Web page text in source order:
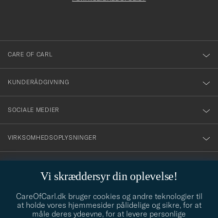
Vi skræddersyr din oplevelse!
CareOfCarl.dk bruger cookies og andre teknologier til
at holde vores hjemmesider pålidelige og sikre, for at
måle deres ydeevne, for at levere personlige
dig
till
vårt
nyhetsbrev!
CARE OF CARL
KUNDERÅDGIVNING
SOCIALE MEDIER
VIRKSOMHEDSOPLYSNINGER
info@careofcarl.dk
Behøver du hjælp til at finde din stil? Lad os hjælpe dig, vi hjælper
gerne til!